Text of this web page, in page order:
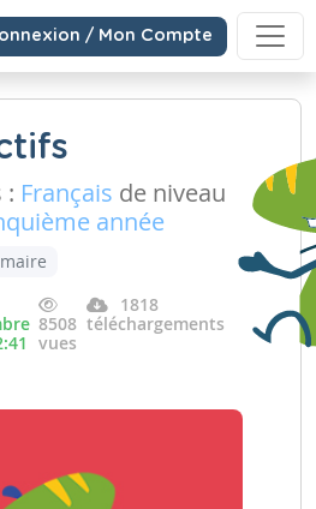
/ Mon Compte
: Français de niveau
année
8508
vues
1818
téléchargements